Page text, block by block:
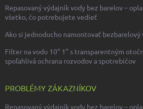
Repasovaný výdajník vody bez barelov –
všetko, čo potrebujete vedieť
Ako si jednoducho namontovať bezbarelový
Filter na vodu 10" 1" s transparentným
spoľahlivá ochrana rozvodov a spotrebičov
PROBLÉMY ZÁKAZNÍKOV
Repasovaný výdajník vody bez barelov –